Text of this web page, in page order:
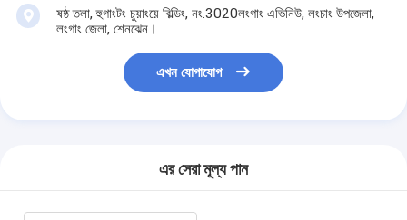
ষষ্ঠ তলা, হুগাংটং চুয়াংয়ে বিল্ডিং, নং.3020লংগাং এভিনিউ, লংচাং উপজেলা,
লংগাং জেলা, শেনঝেন।
এখন যোগাযোগ
এর সেরা মূল্য পান